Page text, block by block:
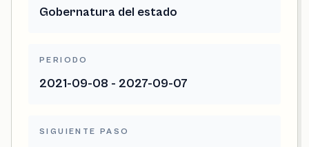
Gobernatura del estado
PERIODO
2021-09-08 - 2027-09-07
SIGUIENTE PASO